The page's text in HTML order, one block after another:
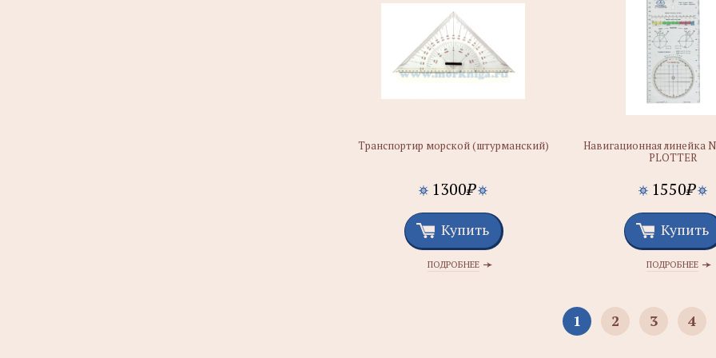
Транспортир морской (штурманский)
1300₽
Купить
ПОДРОБНЕЕ
Навигационная линейка
PLOTTER
1550₽
Купить
ПОДРОБНЕЕ
1 2 3 4